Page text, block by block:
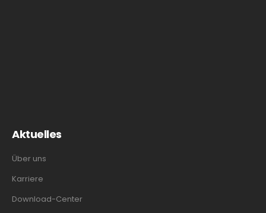
Aktuelles
Über uns
Karriere
Download-Center